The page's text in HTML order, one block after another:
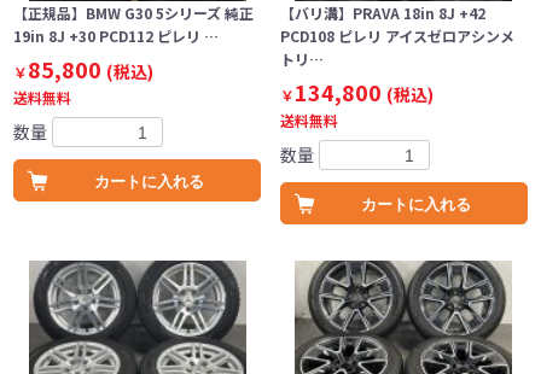
【正規品】BMW G30 5シリーズ 純正
19in 8J +30 PCD112 ピレリ …
￥85,800 (税込)
送料無料
数量
カートに入れる
【バリ溝】PRAVA 18in 8J +42
PCD108 ピレリ アイスゼロアシンメ
トリ…
￥134,800 (税込)
送料無料
数量
カートに入れる